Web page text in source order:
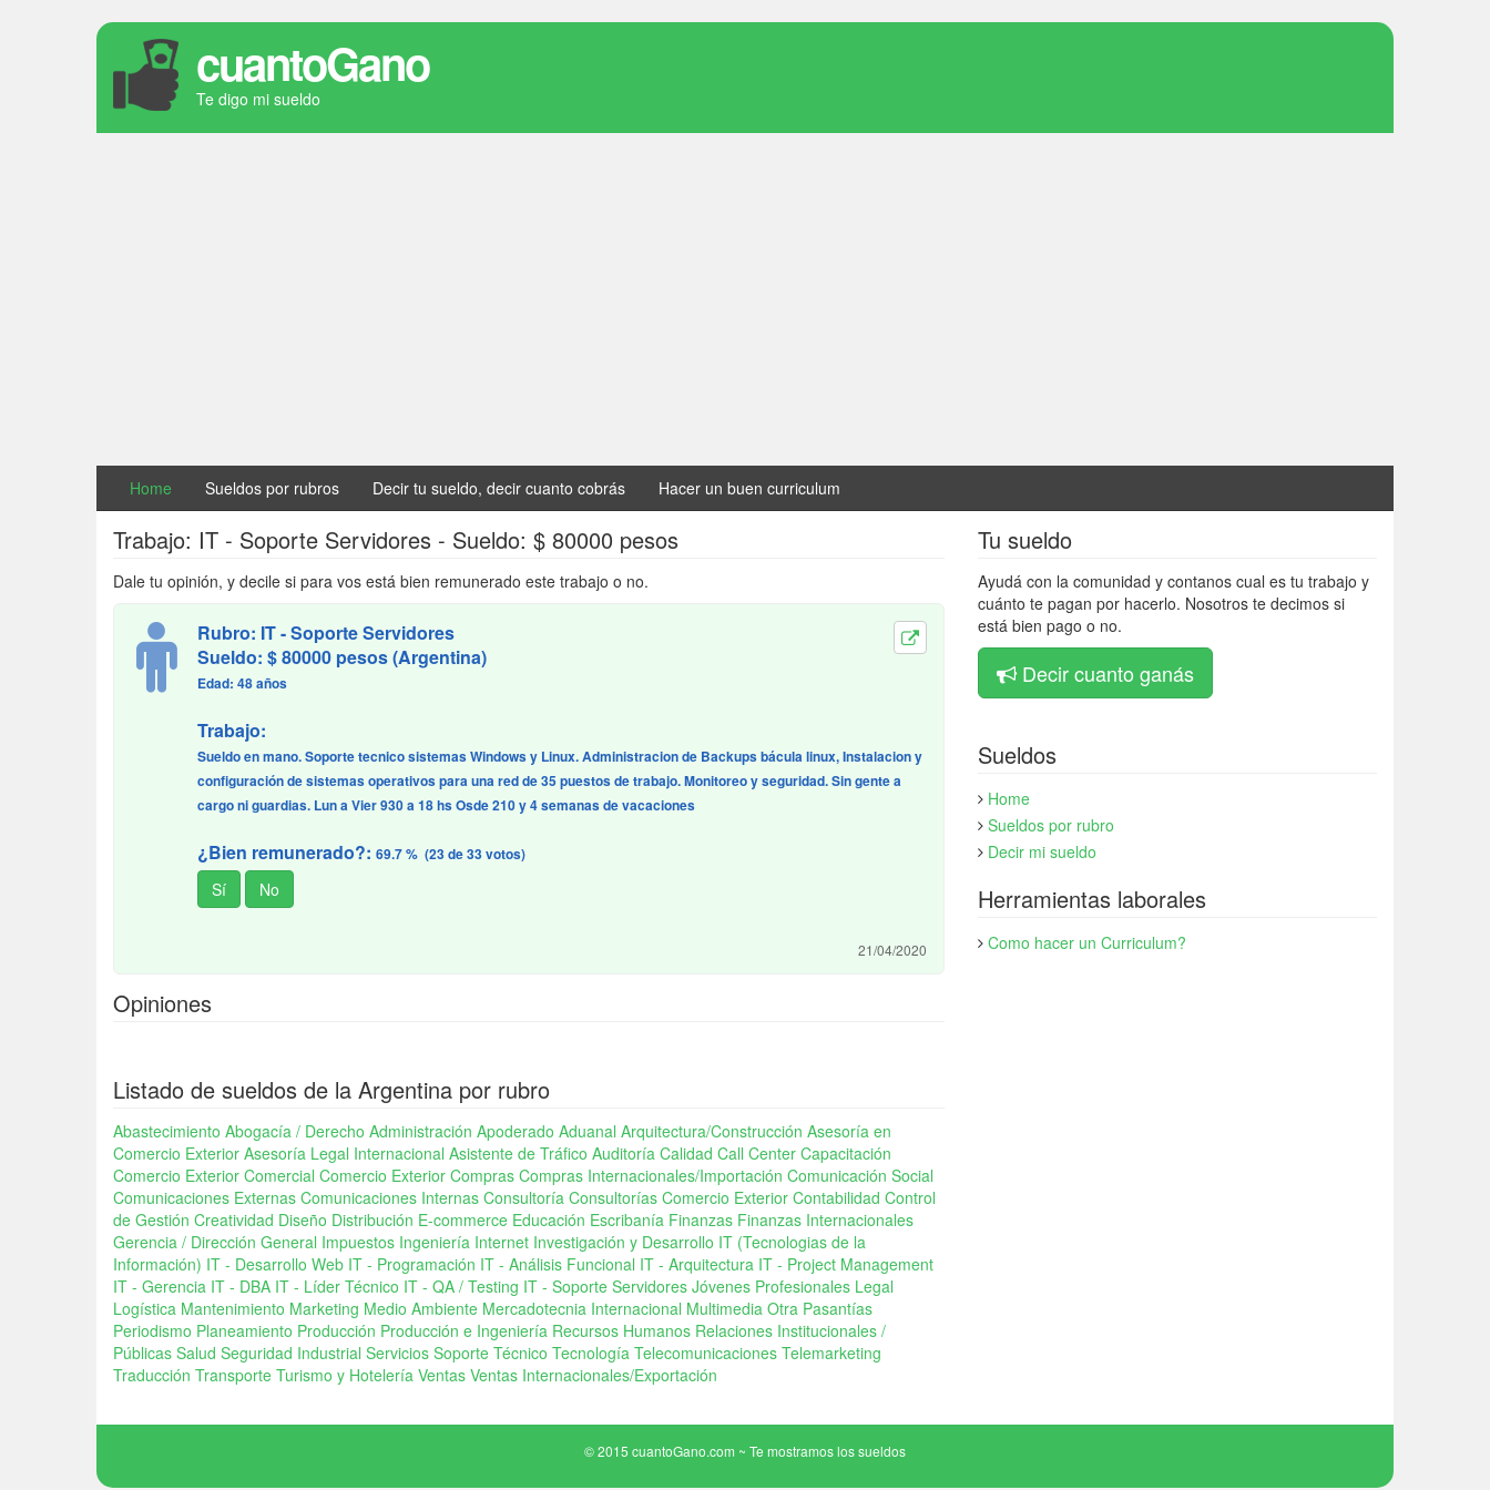
cuantoGano
Te digo mi sueldo
Home Sueldos por rubros Decir tu sueldo, decir cuanto cobrás Hacer un buen curriculum
Trabajo: IT - Soporte Servidores - Sueldo: $ 80000 pesos
Dale tu opinión, y decile si para vos está bien remunerado este trabajo o no.
Rubro: IT - Soporte Servidores
Sueldo: $ 80000 pesos (Argentina)
Edad: 48 años
Trabajo:
Sueldo en mano. Soporte tecnico sistemas Windows y Linux. Administracion de Backups bácula linux, Instalacion y
configuración de sistemas operativos para una red de 35 puestos de trabajo. Monitoreo y seguridad. Sin gente a
cargo ni guardias. Lun a Vier 930 a 18 hs Osde 210 y 4 semanas de vacaciones
¿Bien remunerado?: 69.7 % (23 de 33 votos)
21/04/2020
Opiniones
Listado de sueldos de la Argentina por rubro
Abastecimiento Abogacía / Derecho Administración Apoderado Aduanal Arquitectura/Construcción Asesoría en
Comercio Exterior Asesoría Legal Internacional Asistente de Tráfico Auditoría Calidad Call Center Capacitación
Comercio Exterior Comercial Comercio Exterior Compras Compras Internacionales/Importación Comunicación Social
Comunicaciones Externas Comunicaciones Internas Consultoría Consultorías Comercio Exterior Contabilidad Control
de Gestión Creatividad Diseño Distribución E-commerce Educación Escribanía Finanzas Finanzas Internacionales
Gerencia / Dirección General Impuestos Ingeniería Internet Investigación y Desarrollo IT (Tecnologias de la
Información) IT - Desarrollo Web IT - Programación IT - Análisis Funcional IT - Arquitectura IT - Project Management
IT - Gerencia IT - DBA IT - Líder Técnico IT - QA / Testing IT - Soporte Servidores Jóvenes Profesionales Legal
Logística Mantenimiento Marketing Medio Ambiente Mercadotecnia Internacional Multimedia Otra Pasantías
Periodismo Planeamiento Producción Producción e Ingeniería Recursos Humanos Relaciones Institucionales /
Públicas Salud Seguridad Industrial Servicios Soporte Técnico Tecnología Telecomunicaciones Telemarketing
Traducción Transporte Turismo y Hotelería Ventas Ventas Internacionales/Exportación
Tu sueldo
Ayudá con la comunidad y contanos cual es tu trabajo y
cuánto te pagan por hacerlo. Nosotros te decimos si
está bien pago o no.
Decir cuanto ganás
Sueldos
Home
Sueldos por rubro
Decir mi sueldo
Herramientas laborales
Como hacer un Curriculum?
© 2015 cuantoGano.com ~ Te mostramos los sueldos